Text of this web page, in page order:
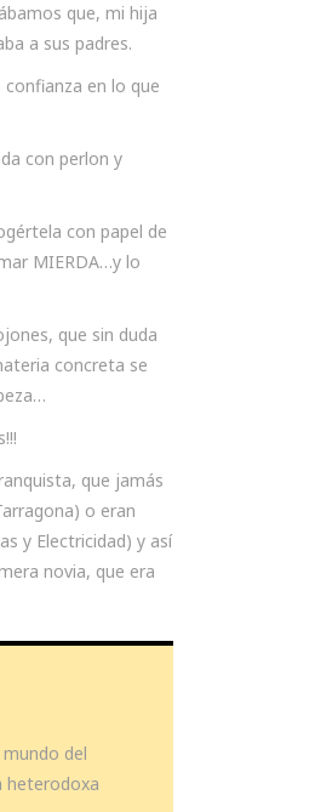
que, mi hija
a sus padres.
en lo que
con perlon y
con papel de
MIERDA…y lo
que sin duda
concreta se
que jamás
o eran
y Electricidad) y así
novia, que era
del
heterodoxa